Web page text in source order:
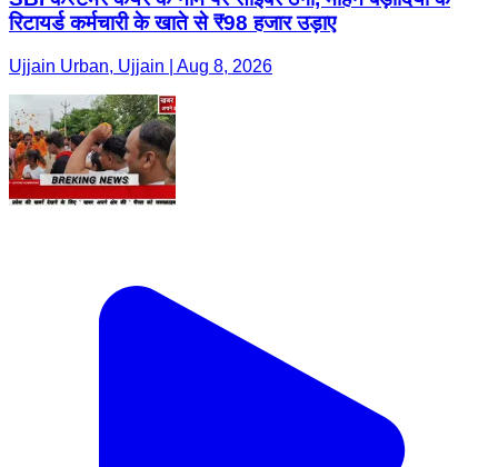
रिटायर्ड कर्मचारी के खाते से ₹98 हजार उड़ाए
Ujjain Urban, Ujjain | Aug 8, 2026